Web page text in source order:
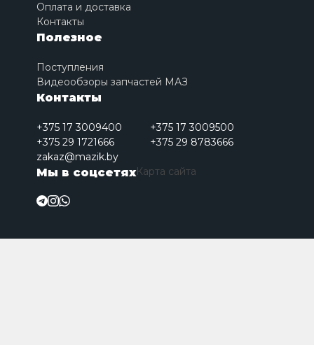
Оплата и доставка
Контакты
Полезное
Поступления
Видеообзоры запчастей МАЗ
Контакты
+375 17 3009400
+375 17 3009500
+375 29 1721666
+375 29 8783666
zakaz@mazik.by
Мы в соцсетяхКарта сайта